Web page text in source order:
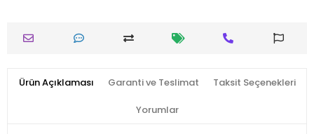
Ürün Açıklaması Garanti ve Teslimat Taksit Seçenekleri
Yorumlar